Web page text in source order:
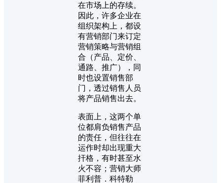
在市场上的存续。
因此，许多企业在
组织架构上，都设
有营销部门来订定
营销策略与营销组
合（产品、定价、
通路、推广），同
时也设置销售部
门，透过销售人员
将产品销售出去。
表面上，这两个单
位都肩负销售产品
的责任，但往往在
运作时却出现重大
扞格，有时甚至水
火不容；营销大师
菲利普．科特勒